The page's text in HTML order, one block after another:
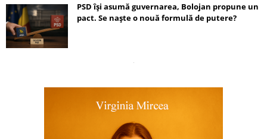
PSD își asumă guvernarea, Bolojan propune un
pact. Se naște o nouă formulă de putere?